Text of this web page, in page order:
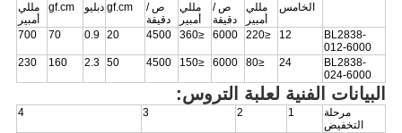
الخامس
مللي
أمبير
ص /
دقيقة
مللي
أمبير
ص /
دقيقة
gf.cm دبليو gf.cm
مللي
أمبير
BL2838-
012-6000
12
≤220
6000
≤360
4500
20
0.9
70
700
BL2838-
024-6000
24
≤80
6000
≤150
4500
50
2.3
160
230
البيانات الفنية لعلبة التروس:
مرحلة
التخفيض
1
2
3
4